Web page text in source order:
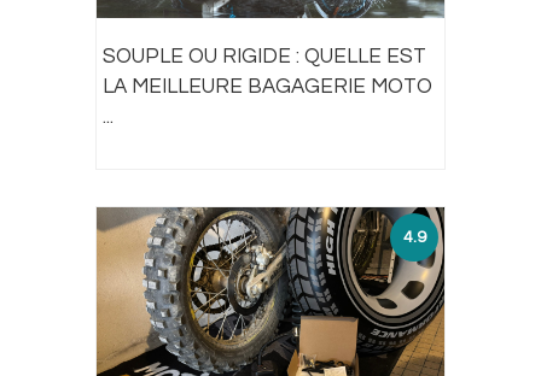
SOUPLE OU RIGIDE : QUELLE EST
LA MEILLEURE BAGAGERIE MOTO
...
4.9